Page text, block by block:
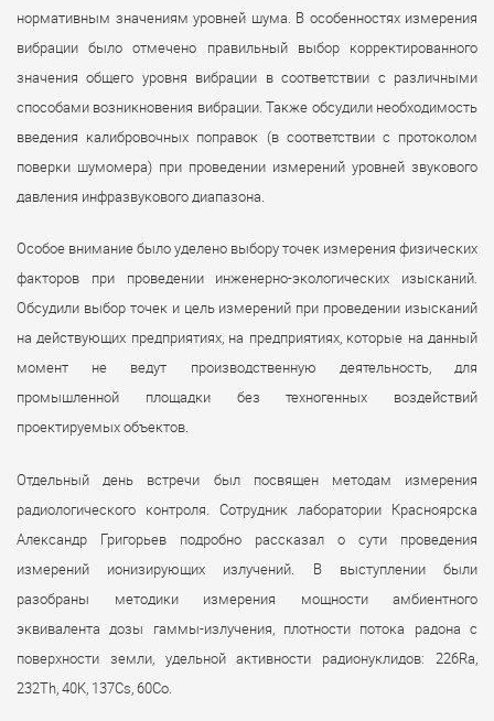
нормативным значениям уровней шума. В особенностях измерения
вибрации было отмечено правильный выбор корректированного
значения общего уровня вибрации в соответствии с различными
способами возникновения вибрации. Также обсудили необходимость
введения калибровочных поправок (в соответствии с протоколом
поверки шумомера) при проведении измерений уровней звукового
давления инфразвукового диапазона.
Особое внимание было уделено выбору точек измерения физических
факторов при проведении инженерно-экологических изысканий.
Обсудили выбор точек и цель измерений при проведении изысканий
на действующих предприятиях, на предприятиях, которые на данный
момент не ведут производственную деятельность, для
промышленной площадки без техногенных воздействий
проектируемых объектов.
Отдельный день встречи был посвящен методам измерения
радиологического контроля. Сотрудник лаборатории Красноярска
Александр Григорьев подробно рассказал о сути проведения
измерений ионизирующих излучений. В выступлении были
разобраны методики измерения мощности амбиентного
эквивалента дозы гаммы-излучения, плотности потока радона с
поверхности земли, удельной активности радионуклидов: 226Ra,
232Th, 40K, 137Cs, 60Co.